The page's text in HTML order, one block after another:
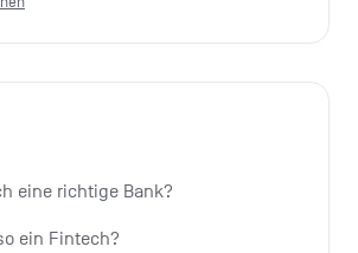
eine richtige Bank?
ein Fintech?